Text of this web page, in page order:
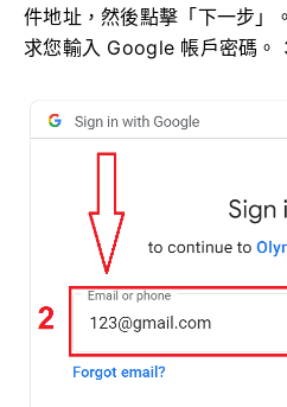
件地址，然後點擊「下一步」
求您輸入 Google 帳戶密碼。